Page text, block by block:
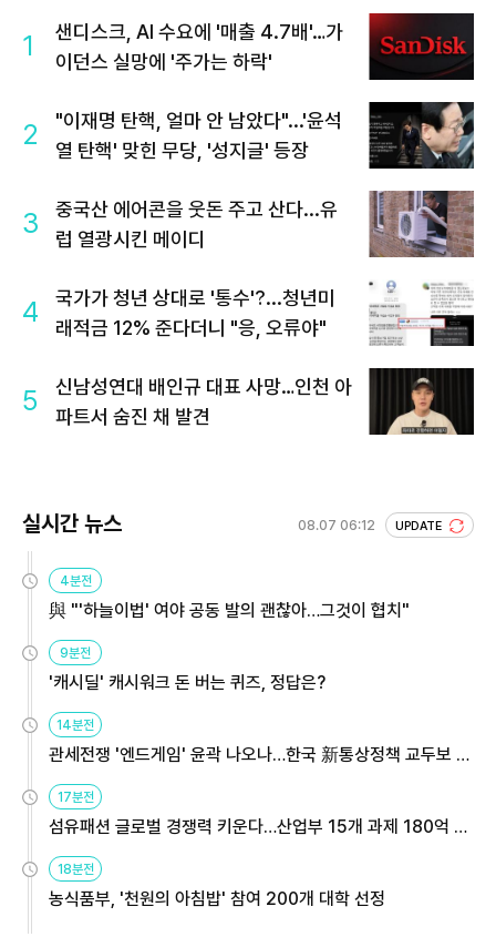
1
샌디스크, AI 수요에 '매출 4.7배'…가
이던스 실망에 '주가는 하락'
2
"이재명 탄핵, 얼마 안 남았다"...'윤석
열 탄핵' 맞힌 무당, '성지글' 등장
3
중국산 에어콘을 웃돈 주고 산다...유
럽 열광시킨 메이디
4
국가가 청년 상대로 '통수'?...청년미
래적금 12% 준다더니 "응, 오류야"
5
신남성연대 배인규 대표 사망…인천 아
파트서 숨진 채 발견
실시간 뉴스 08.07 06:12 UPDATE
4분전
與 "'하늘이법' 여야 공동 발의 괜찮아…그것이 협치"
9분전
'캐시딜' 캐시워크 돈 버는 퀴즈, 정답은?
14분전
관세전쟁 '엔드게임' 윤곽 나오나…한국 新통상정책 교두보 활
용해야
17분전
섬유패션 글로벌 경쟁력 키운다…산업부 15개 과제 180억 지
원
18분전
농식품부, '천원의 아침밥' 참여 200개 대학 선정